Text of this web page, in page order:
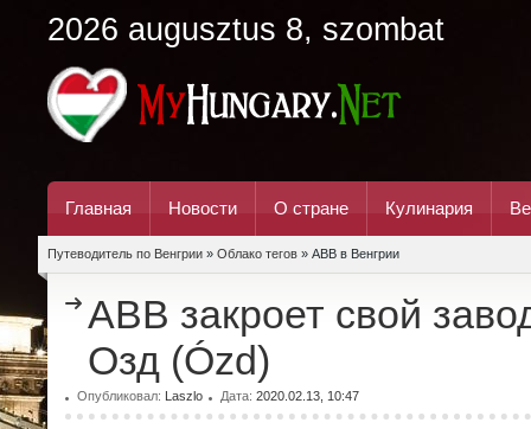
2026 augusztus 8, szombat
Главная Новости О стране Кулинария
Путеводитель по Венгрии » Облако тегов » ABB в Венгрии
ABB закроет свой
Озд (Ózd)
Опубликовал: Laszlo Дата: 2020.02.13, 10:47